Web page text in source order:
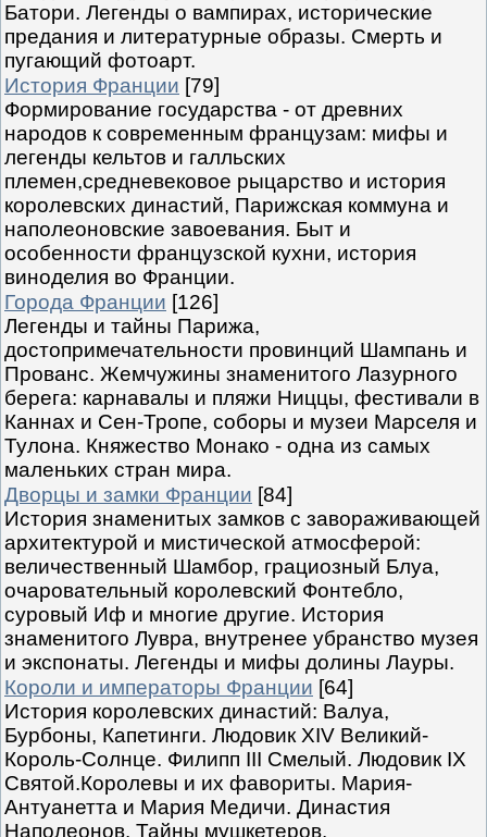
Батори. Легенды о вампирах, исторические
предания и литературные образы. Смерть и
пугающий фотоарт.
История Франции [79]
Формирование государства - от древних
народов к современным французам: мифы и
легенды кельтов и галльских
племен,средневековое рыцарство и история
королевских династий, Парижская коммуна и
наполеоновские завоевания. Быт и
особенности французской кухни, история
виноделия во Франции.
Города Франции [126]
Легенды и тайны Парижа,
достопримечательности провинций Шампань и
Прованс. Жемчужины знаменитого Лазурного
берега: карнавалы и пляжи Ниццы, фестивали в
Каннах и Сен-Тропе, соборы и музеи Марселя и
Тулона. Княжество Монако - одна из самых
маленьких стран мира.
Дворцы и замки Франции [84]
История знаменитых замков с завораживающей
архитектурой и мистической атмосферой:
величественный Шамбор, грациозный Блуа,
очаровательный королевский Фонтебло,
суровый Иф и многие другие. История
знаменитого Лувра, внутренее убранство музея
и экспонаты. Легенды и мифы долины Лауры.
Короли и императоры Франции [64]
История королевских династий: Валуа,
Бурбоны, Капетинги. Людовик XIV Великий-
Король-Солнце. Филипп III Смелый. Людовик IX
Святой.Королевы и их фавориты. Мария-
Антуанетта и Мария Медичи. Династия
Наполеонов. Тайны мушкетеров.